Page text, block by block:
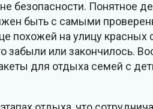
Понятное
быть с самыми
похожей на улицу
забыли или закончилось.
для отдыха семей с